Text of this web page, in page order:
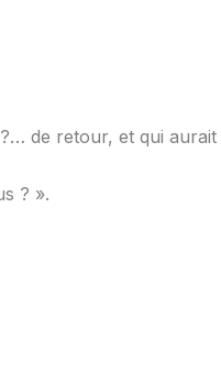
de retour, et qui
? ».